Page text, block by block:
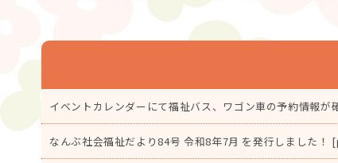
位
イベントカレンダーにて福祉バス、ワゴン車の予約情報が
なんぶ社会福祉だより84号 令和8年7月 を発行しました！